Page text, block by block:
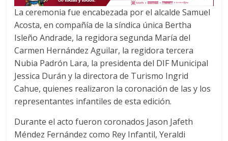
La ceremonia fue encabezada por el alcalde Samuel
Acosta, en compañía de la síndica única Bertha
Isleño Andrade, la regidora segunda María del
Carmen Hernández Aguilar, la regidora tercera
Nubia Padrón Lara, la presidenta del DIF Municipal
Jessica Durán y la directora de Turismo Ingrid
Cahue, quienes realizaron la coronación de las y los
representantes infantiles de esta edición.
Durante el acto fueron coronados Jason Jafeth
Méndez Fernández como Rey Infantil, Yeraldi